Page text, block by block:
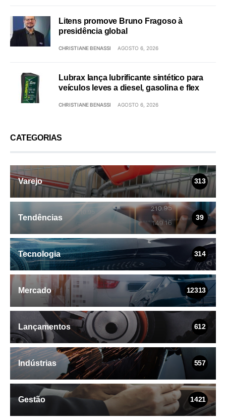
Litens promove Bruno Fragoso à
presidência global
CHRISTIANE BENASSI AGOSTO 6, 2026
Lubrax lança lubrificante sintético para
veículos leves a diesel, gasolina e flex
CHRISTIANE BENASSI AGOSTO 6, 2026
CATEGORIAS
Varejo 313
Tendências 39
Tecnologia 314
Mercado 12313
Lançamentos 612
Indústrias 557
Gestão 1421